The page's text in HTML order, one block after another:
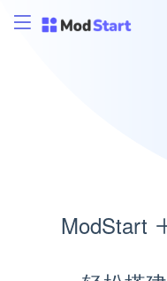
ModStart